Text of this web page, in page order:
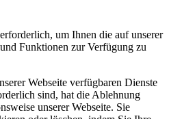
um Ihnen die auf unserer
Funktionen zur Verfügung zu
Webseite verfügbaren Dienste
sind, hat die Ablehnung
unserer Webseite. Sie